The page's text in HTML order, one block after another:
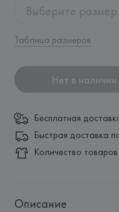
Выберите размер
Таблица размеров
Нет в наличии
Бесплатная
Быстрая доставка
Количество
Описание